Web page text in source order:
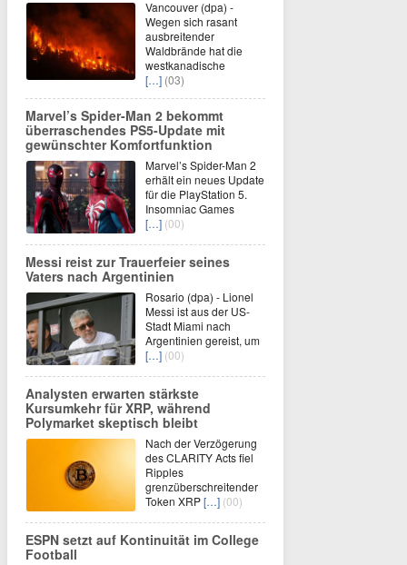
Vancouver (dpa) -
Wegen sich rasant
ausbreitender
Waldbrände hat die
westkanadische
[…] (03)
Marvel’s Spider-Man 2 bekommt
überraschendes PS5-Update mit
gewünschter Komfortfunktion
Marvel’s Spider-Man 2
erhält ein neues Update
für die PlayStation 5.
Insomniac Games
[…] (00)
Messi reist zur Trauerfeier seines
Vaters nach Argentinien
Rosario (dpa) - Lionel
Messi ist aus der US-
Stadt Miami nach
Argentinien gereist, um
[…] (00)
Analysten erwarten stärkste
Kursumkehr für XRP, während
Polymarket skeptisch bleibt
Nach der Verzögerung
des CLARITY Acts fiel
Ripples
grenzüberschreitender
Token XRP[…] (00)
ESPN setzt auf Kontinuität im College
Football